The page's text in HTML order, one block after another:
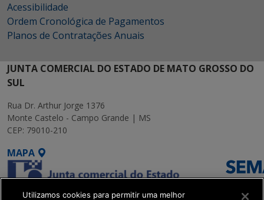
Acessibilidade
Ordem Cronológica de Pagamentos
Planos de Contratações Anuais
JUNTA COMERCIAL DO ESTADO DE MATO GROSSO DO
SUL
Rua Dr. Arthur Jorge 1376
Monte Castelo - Campo Grande | MS
CEP: 79010-210
MAPA
Utilizamos cookies para permitir uma melhor